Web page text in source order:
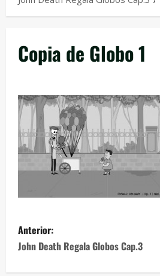
Copia de Globo 1
Anterior:
John Death Regala Globos Cap.3